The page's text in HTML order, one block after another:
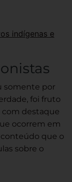
indígenas e
somente por
foi fruto
com destaque
ocorrem em
conteúdo que o
sobre o